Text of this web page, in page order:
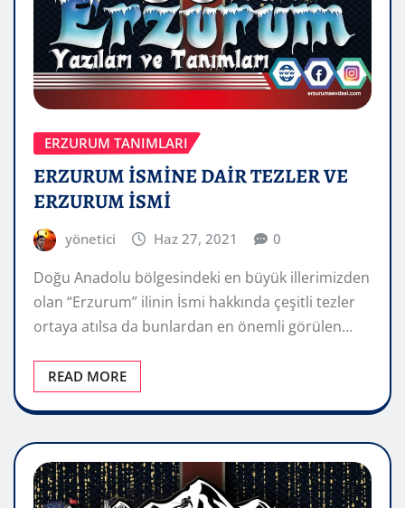
ERZURUM TANIMLARI
ERZURUM İSMİNE DAİR TEZLER VE
ERZURUM İSMİ
yönetici Haz 27, 2021 0
Doğu Anadolu bölgesindeki en büyük illerimizden
olan “Erzurum” ilinin İsmi hakkında çeşitli tezler
ortaya atılsa da bunlardan en önemli görülen…
READ MORE